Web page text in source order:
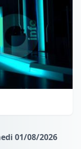
01/08/2026